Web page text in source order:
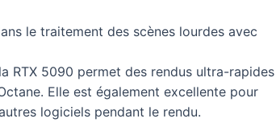
le traitement des scènes lourdes avec
RTX 5090 permet des rendus ultra-rapides
Elle est également excellente pour
logiciels pendant le rendu.